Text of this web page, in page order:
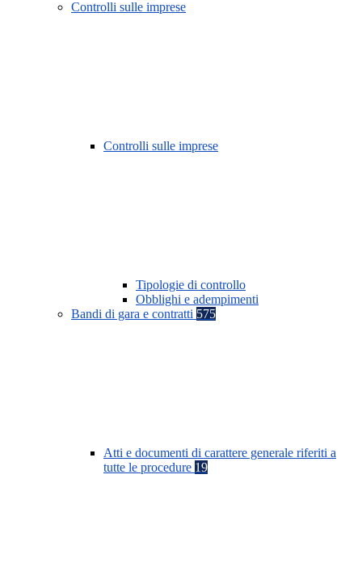
Controlli sulle imprese
Controlli sulle imprese
Tipologie di controllo
Obblighi e adempimenti
Bandi di gara e contratti 575
Atti e documenti di carattere generale riferiti a
tutte le procedure 19